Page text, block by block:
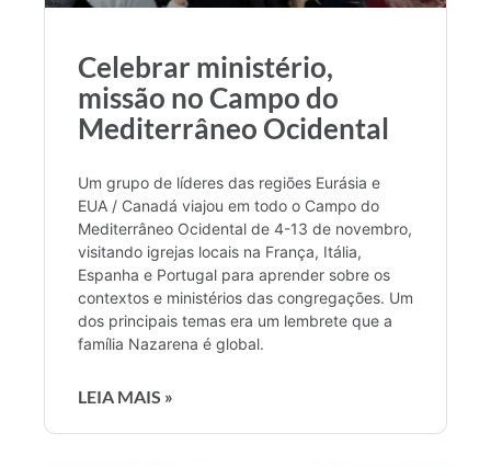
Celebrar ministério,
missão no Campo do
Mediterrâneo Ocidental
Um grupo de líderes das regiões Eurásia e
EUA / Canadá viajou em todo o Campo do
Mediterrâneo Ocidental de 4-13 de novembro,
visitando igrejas locais na França, Itália,
Espanha e Portugal para aprender sobre os
contextos e ministérios das congregações. Um
dos principais temas era um lembrete que a
família Nazarena é global.
LEIA MAIS »